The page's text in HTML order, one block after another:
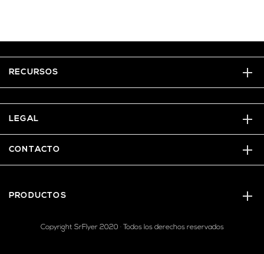
RECURSOS
LEGAL
CONTACTO
PRODUCTOS
Copyright SrFlyer 2020 · Todos los derechos reservados